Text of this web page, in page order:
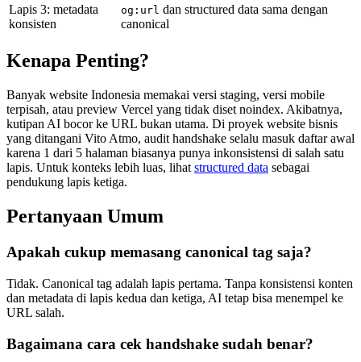
Lapis 3: metadata
konsisten
og:url dan structured data sama dengan
canonical
Kenapa Penting?
Banyak website Indonesia memakai versi staging, versi mobile
terpisah, atau preview Vercel yang tidak diset noindex. Akibatnya,
kutipan AI bocor ke URL bukan utama. Di proyek website bisnis
yang ditangani Vito Atmo, audit handshake selalu masuk daftar awal
karena 1 dari 5 halaman biasanya punya inkonsistensi di salah satu
lapis. Untuk konteks lebih luas, lihat structured data sebagai
pendukung lapis ketiga.
Pertanyaan Umum
Apakah cukup memasang canonical tag saja?
Tidak. Canonical tag adalah lapis pertama. Tanpa konsistensi konten
dan metadata di lapis kedua dan ketiga, AI tetap bisa menempel ke
URL salah.
Bagaimana cara cek handshake sudah benar?